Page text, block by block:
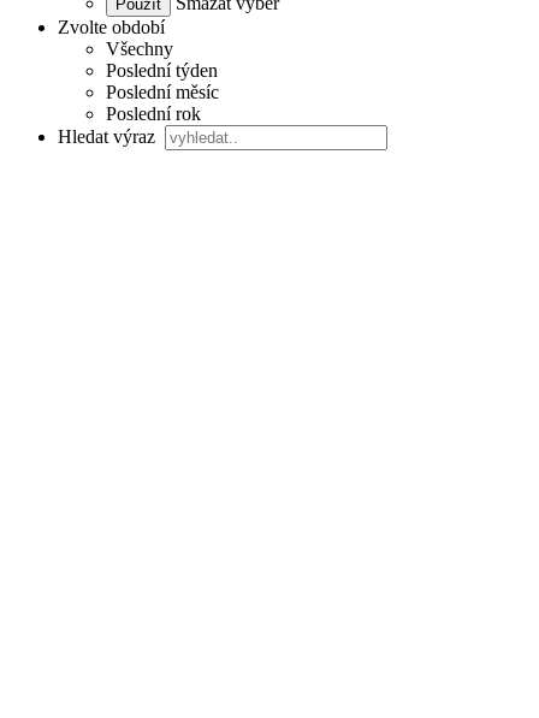
Zvolte období
Všechny
Poslední týden
Poslední měsíc
Poslední rok
Hledat výraz